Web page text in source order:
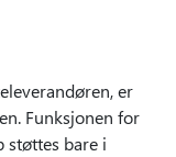
er
Funksjonen for
støttes bare i